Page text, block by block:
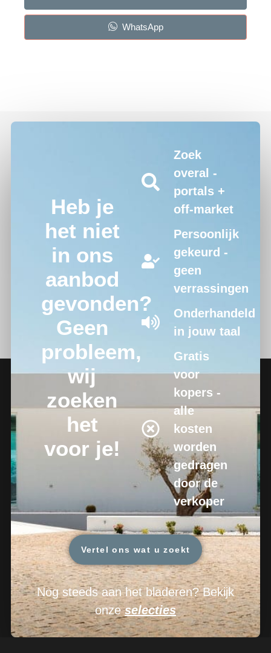
WhatsApp
Heb je
het niet
in ons
aanbod
gevonden?
Geen
probleem,
wij
zoeken
het
voor je!
Zoek
overal -
portals +
off-market
Persoonlijk
gekeurd -
geen
verrassingen
Onderhandeld
in jouw taal
Gratis
voor
kopers -
alle
kosten
worden
gedragen
door de
verkoper
Vertel ons wat u zoekt
Nog steeds aan het bladeren? Bekijk
onzeselecties